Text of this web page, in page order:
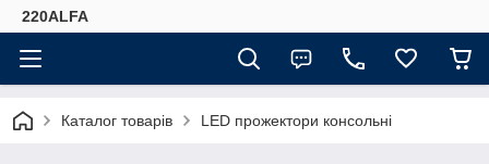
220ALFA
Каталог товарів LED прожектори консольні